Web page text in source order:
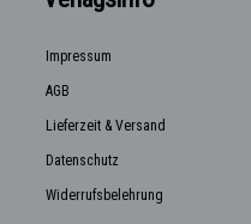
Impressum
AGB
Lieferzeit & Versand
Datenschutz
Widerrufsbelehrung